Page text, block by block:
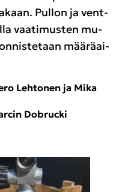
Pul­lon ja vent­
vaa­ti­mus­ten mu­
mää­rä­ai­
Leh­to­nen ja Mika
Do­bruc­ki